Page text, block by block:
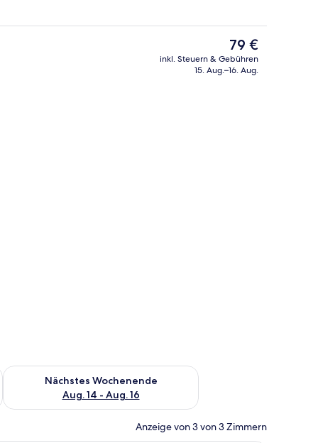
Doppel- oder Zweibettzimmer |
Der
aktuelle
Preis
79 €
inkl. Steuern & Gebühren
15. Aug.–16. Aug.
Aug. 7 - Aug. 9.
Nächstes Wochenende
Aug. 14 - Aug. 16
Überprüfe die Verfügbarkeit für nächstes Wochenende, Aug.
Anzeige von 3 von 3 Zimmern